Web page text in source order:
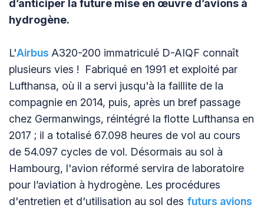
d’anticiper la future mise en œuvre d’avions à
hydrogène.
L'Airbus A320-200 immatriculé D-AIQF connaît
plusieurs vies ! Fabriqué en 1991 et exploité par
Lufthansa, où il a servi jusqu'à la faillite de la
compagnie en 2014, puis, après un bref passage
chez Germanwings, réintégré la flotte Lufthansa en
2017 ; il a totalisé 67.098 heures de vol au cours
de 54.097 cycles de vol. Désormais au sol à
Hambourg, l'avion réformé servira de laboratoire
pour l’aviation à hydrogène. Les procédures
d'entretien et d'utilisation au sol des futurs avions